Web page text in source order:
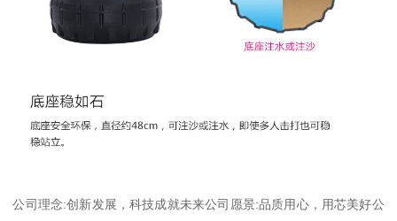
公司理念:创新发展，科技成就未来公司愿景:品质用心，用芯美好公